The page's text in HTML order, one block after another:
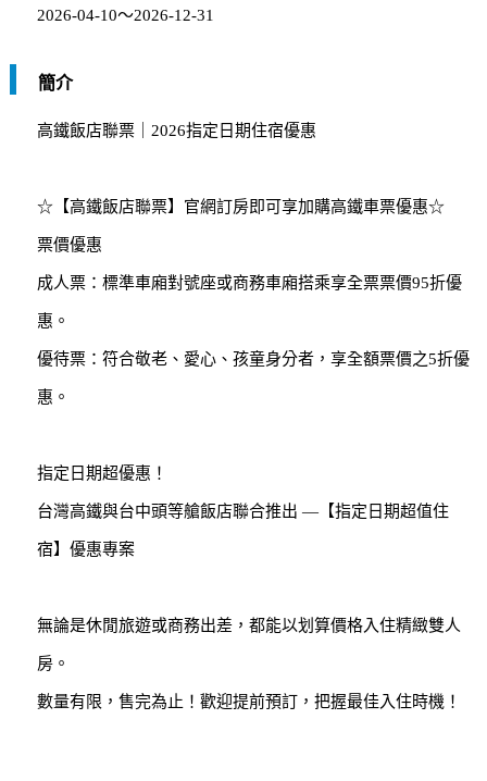
2026-04-10～2026-12-31
簡介
高鐵飯店聯票｜2026指定日期住宿優惠
☆【高鐵飯店聯票】官網訂房即可享加購高鐵車票優惠☆
票價優惠
成人票：標準車廂對號座或商務車廂搭乘享全票票價95折優
惠。
優待票：符合敬老、愛心、孩童身分者，享全額票價之5折優
惠。
指定日期超優惠！
台灣高鐵與台中頭等艙飯店聯合推出 —【指定日期超值住
宿】優惠專案
無論是休閒旅遊或商務出差，都能以划算價格入住精緻雙人
房。
數量有限，售完為止！歡迎提前預訂，把握最佳入住時機！